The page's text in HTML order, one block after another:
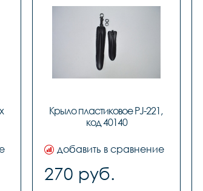
Крыло пластиковое PJ-221,
код 40140
добавить в сравнение
270 руб.